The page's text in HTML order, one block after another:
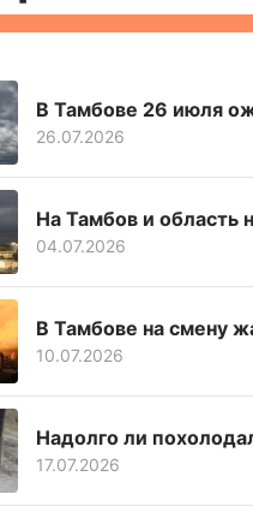
В Тамбове 26 июля
26.07.2026
На Тамбов и область
04.07.2026
В Тамбове на смену
10.07.2026
Надолго ли
17.07.2026